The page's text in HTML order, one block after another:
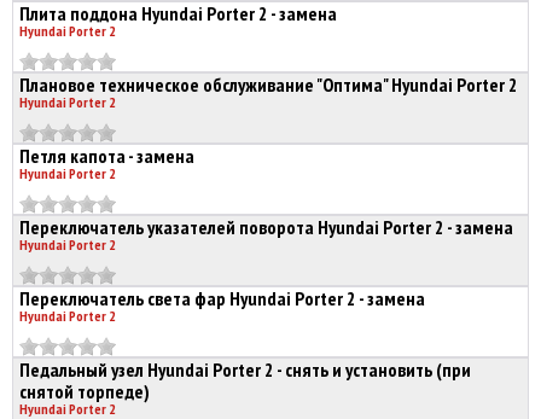
Плита поддона Hyundai Porter 2 - замена
Hyundai Porter 2
Плановое техническое обслуживание "Оптима" Hyundai Porter 2
Hyundai Porter 2
Петля капота - замена
Hyundai Porter 2
Переключатель указателей поворота Hyundai Porter 2 - замена
Hyundai Porter 2
Переключатель света фар Hyundai Porter 2 - замена
Hyundai Porter 2
Педальный узел Hyundai Porter 2 - снять и установить (при
снятой торпеде)
Hyundai Porter 2